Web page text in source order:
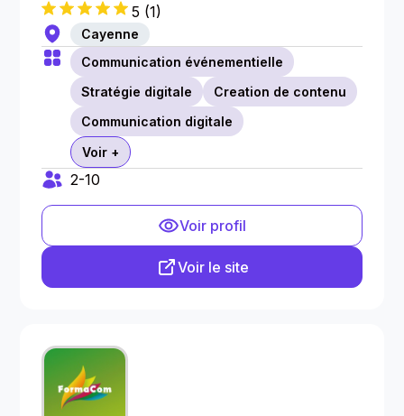
5 (1)
Cayenne
Communication événementielle
Stratégie digitale
Creation de contenu
Communication digitale
Voir +
2-10
Voir profil
Voir le site